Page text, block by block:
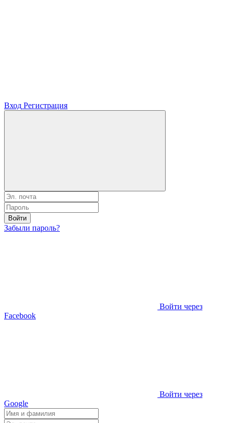
Вход Регистрация
Войти
Забыли пароль?
Войти через
Facebook
Войти через
Google